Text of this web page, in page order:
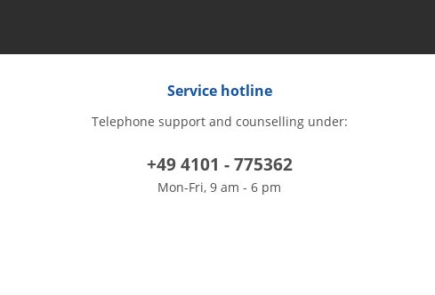
Service hotline
Telephone support and counselling under:
+49 4101 - 775362
Mon-Fri, 9 am - 6 pm